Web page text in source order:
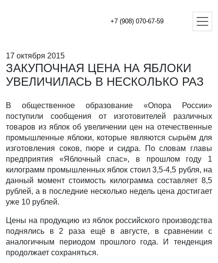
+7 (908) 070-67-59
17 октября 2015
ЗАКУПОЧНАЯ ЦЕНА НА ЯБЛОКИ
УВЕЛИЧИЛАСЬ В НЕСКОЛЬКО РАЗ
В общественное образование «Опора России»
поступили сообщения от изготовителей различных
товаров из яблок об увеличении цен на отечественные
промышленные яблоки, которые являются сырьём для
изготовления соков, пюре и сидра. По словам главы
предприятия «Яблочный спас», в прошлом году 1
килограмм промышленных яблок стоил 3,5-4,5 рубля, на
данный момент стоимость килограмма составляет 8,5
рублей, а в последние несколько недель цена достигает
уже 10 рублей.
Цены на продукцию из яблок российского производства
поднялись в 2 раза ещё в августе, в сравнении с
аналогичным периодом прошлого года. И тенденция
продолжает сохраняться.